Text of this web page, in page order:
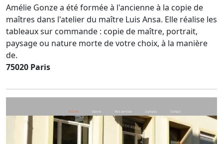
Amélie Gonze a été formée à l'ancienne à la copie de
maîtres dans l'atelier du maître Luis Ansa. Elle réalise les
tableaux sur commande : copie de maître, portrait,
paysage ou nature morte de votre choix, à la manière
de.
75020 Paris